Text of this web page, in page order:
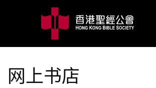
网上书店